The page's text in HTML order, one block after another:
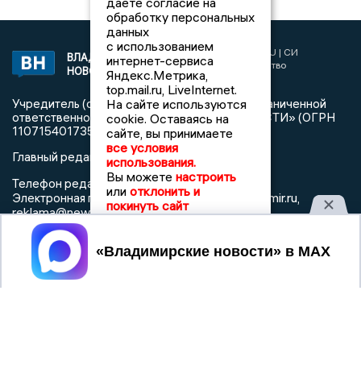
ВЛАДИМИРСКИЕ
НОВОСТИ
2017 © NEWSVLADIMIR.RU | СИ
«Информационное агентство
Владимирские новости»
Учредитель (соучредители): Общество с ограниченной
ответственностью «РЕГИОНАЛЬНЫЕ НОВОСТИ» (ОГРН
1107154017354)
Главный редактор: Мазов С. А.
Телефон редакции:8 (4922) 666916
Электронная почта редакции:info@newsvladimir.ru,
reklama@newsvladimir.ru
Регистрационный номер: серия Эл № ФС77-78858 от 4
августа 2020 г. согласно выписке из реестра
зарегистрированных средств массовой информации
обработку персональных
данных
с использованием
интернет-сервиса
Яндекс.Метрика,
top.mail.ru, LiveInternet.
На сайте используются
cookie. Оставаясь на
сайте, вы принимаете
все условия
использования.
Вы можете настроить
или отклонить и
покинуть сайт
Принять